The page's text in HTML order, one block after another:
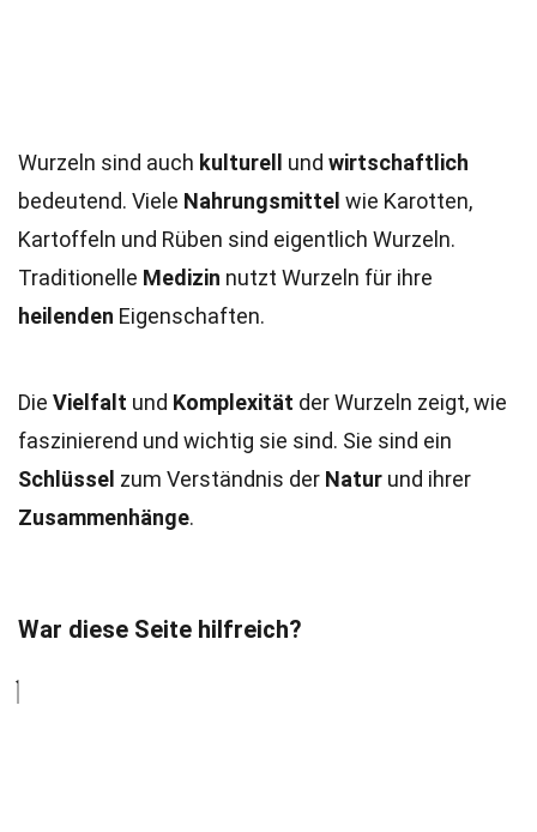
Wurzeln sind auch kulturell und wirtschaftlich
bedeutend. Viele Nahrungsmittel wie Karotten,
Kartoffeln und Rüben sind eigentlich Wurzeln.
Traditionelle Medizin nutzt Wurzeln für ihre
heilenden Eigenschaften.
Die Vielfalt und Komplexität der Wurzeln zeigt, wie
faszinierend und wichtig sie sind. Sie sind ein
Schlüssel zum Verständnis der Natur und ihrer
Zusammenhänge.
War diese Seite hilfreich?